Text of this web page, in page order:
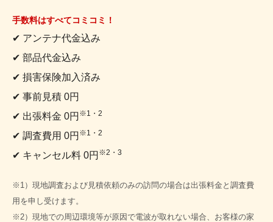
手数料はすべてコミコミ！
✔ アンテナ代金込み
✔ 部品代金込み
✔ 損害保険加入済み
✔ 事前見積 0円
✔ 出張料金 0円 ※1・2
✔ 調査費用 0円 ※1・2
✔ キャンセル料 0円 ※2・3
※1）現地調査および見積依頼のみの訪問の場合は出張料金と調査費
用を申し受けます。
※2）現地での周辺環境等が原因で電波が取れない場合、お客様の家